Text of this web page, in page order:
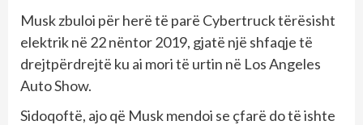
Musk zbuloi për herë të parë Cybertruck tërësisht
elektrik në 22 nëntor 2019, gjatë një shfaqje të
drejtpërdrejtë ku ai mori të urtin në Los Angeles
Auto Show.
Sidoqoftë, ajo që Musk mendoi se çfarë do të ishte